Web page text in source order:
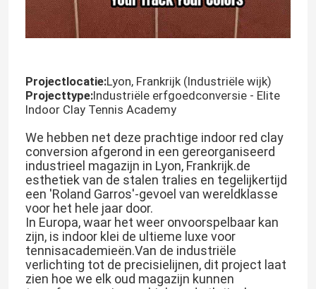
Projectlocatie:Lyon, Frankrijk (Industriële wijk)
Projecttype:Industriële erfgoedconversie - Elite
Indoor Clay Tennis Academy
We hebben net deze prachtige indoor red clay
conversion afgerond in een gereorganiseerd
industrieel magazijn in Lyon, Frankrijk.de
esthetiek van de stalen tralies en tegelijkertijd
een 'Roland Garros'-gevoel van wereldklasse
voor het hele jaar door.
In Europa, waar het weer onvoorspelbaar kan
zijn, is indoor klei de ultieme luxe voor
tennisacademieën.Van de industriële
verlichting tot de precisielijnen, dit project laat
zien hoe we elk oud magazijn kunnen